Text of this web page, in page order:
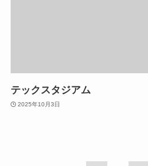
テックスタジアム
2025年10月3日